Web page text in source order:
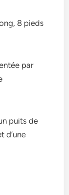
8 pieds
puits de
d’une